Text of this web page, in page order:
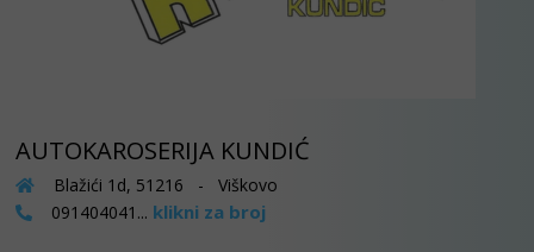
AUTOKAROSERIJA KUNDIĆ
Blažići 1d, 51216 - Viškovo
091404041... klikni za broj